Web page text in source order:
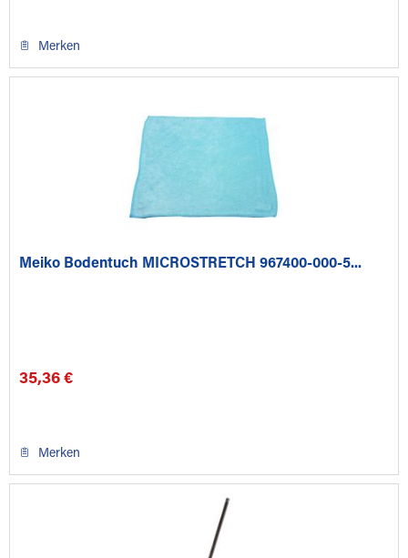
Merken
Meiko Bodentuch MICROSTRETCH 967400-000-5...
35,36 €
Merken